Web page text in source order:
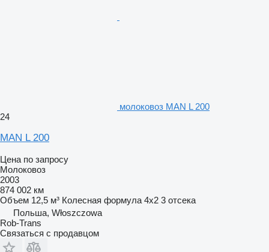
молоковоз MAN L 200
24
MAN L 200
Цена по запросу
Молоковоз
2003
874 002 км
Объем 12,5 м³ Колесная формула 4x2 3 отсека
Польша, Włoszczowa
Rob-Trans
Связаться с продавцом